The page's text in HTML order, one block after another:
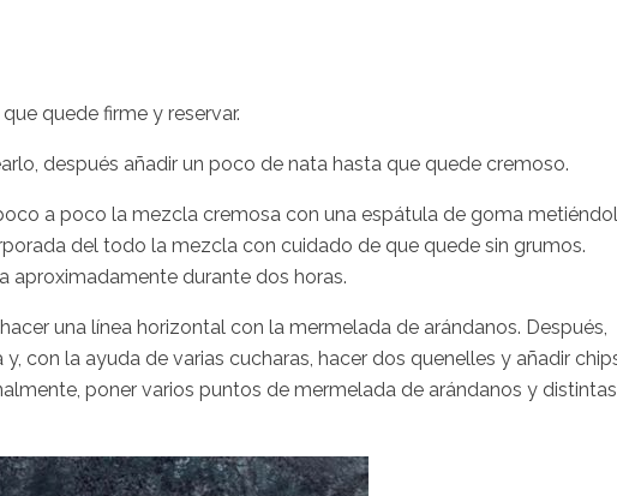
quede firme y reservar.
después añadir un poco de nata hasta que quede cremoso.
a poco la mezcla cremosa con una espátula de goma
del todo la mezcla con cuidado de que quede sin grumos.
aproximadamente durante dos horas.
una línea horizontal con la mermelada de arándanos. Después,
con la ayuda de varias cucharas, hacer dos quenelles y añadir
poner varios puntos de mermelada de arándanos y distintas